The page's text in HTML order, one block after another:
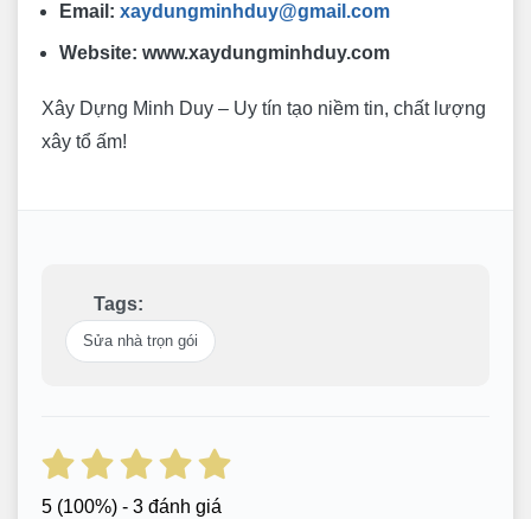
Email: xaydungminhduy@gmail.com
Website: www.xaydungminhduy.com
Xây Dựng Minh Duy – Uy tín tạo niềm tin, chất lượng
xây tổ ấm!
Tags:
Sửa nhà trọn gói
5 (100%) - 3 đánh giá